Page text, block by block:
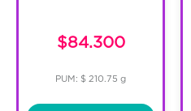
$84.300
PUM: $ 210.75 g